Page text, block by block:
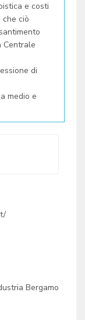
e costi
ciò
Centrale
di
medio e
Bergamo